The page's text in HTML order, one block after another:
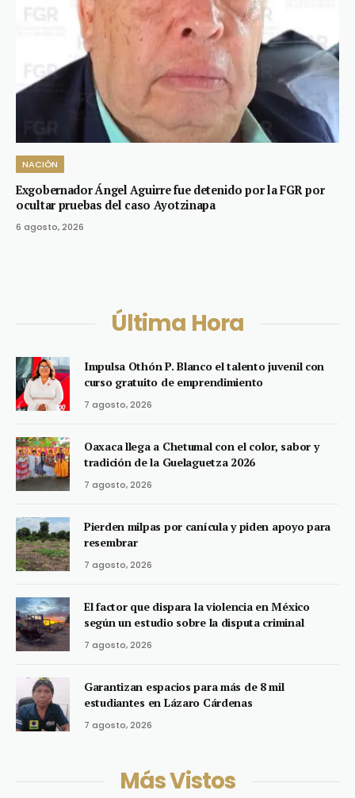
NACIÓN
Exgobernador Ángel Aguirre fue detenido por la FGR por
ocultar pruebas del caso Ayotzinapa
6 agosto, 2026
Última Hora
Impulsa Othón P. Blanco el talento juvenil con
curso gratuito de emprendimiento
7 agosto, 2026
Oaxaca llega a Chetumal con el color, sabor y
tradición de la Guelaguetza 2026
7 agosto, 2026
Pierden milpas por canícula y piden apoyo para
resembrar
7 agosto, 2026
El factor que dispara la violencia en México
según un estudio sobre la disputa criminal
7 agosto, 2026
Garantizan espacios para más de 8 mil
estudiantes en Lázaro Cárdenas
7 agosto, 2026
Más Vistos